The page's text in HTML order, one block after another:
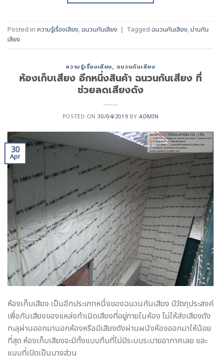
Posted in ความรู้เรื่องเสียง,ฉนวนกันเสียง | Tagged ฉนวนกันเสียง,ม่านกัน
เสียง
ความรู้เรื่องเสียง, ฉนวนกันเสียง
ห้องเก็บเสียง อีกหนึ่งสินค้า ฉนวนกันเสียง ที่
ช่วยลดเสียงดัง
POSTED ON 30/04/2019 BYADMIN
30
Apr
ห้องเก็บเสียง เป็นอีกประเภทหนึ่งของฉนวนกันเสียง มีวัตถุประสงค์
เพื่อกันเสียงของแหล่งกำเนิดเสียงที่อยู่ภายในห้อง ไม่ให้ส่งเสียงดัง
ทะลุผ่านออกมานอกห้องหรือมีเสียงดังผ่านผนังห้องออกมาให้น้อย
ที่สุด ห้องเก็บเสียงจะมีทั้งแบบทึบที่ไม่มีระบบระบายอากาศเลย และ
แบบที่เปิดเป็นบางส่วน